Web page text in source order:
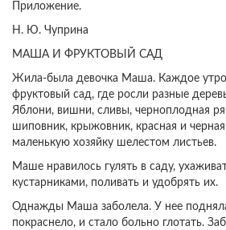
Приложение.
Н. Ю. Чуприна
МАША И ФРУКТОВЫЙ САД
Жила-была девочка Маша. Каждое утро
фруктовый сад, где росли разные
Яблони, вишни, сливы, черноплодная
шиповник, крыжовник, красная и
маленькую хозяйку шелестом листьев.
Маше нравилось гулять в саду,
кустарниками, поливать и удобрять их.
Однажды Маша заболела. У нее
покраснело, и стало больно глотать.